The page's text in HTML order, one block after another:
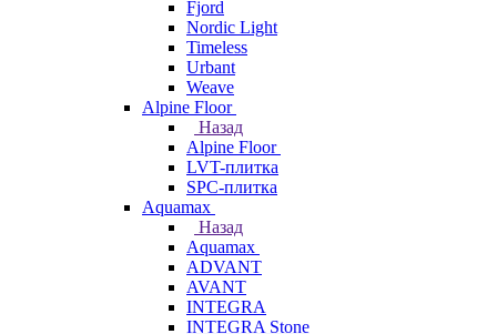
Fjord
Nordic Light
Timeless
Urbant
Weave
Alpine Floor
Назад
Alpine Floor
LVT-плитка
SPC-плитка
Aquamax
Назад
Aquamax
ADVANT
AVANT
INTEGRA
INTEGRA Stone